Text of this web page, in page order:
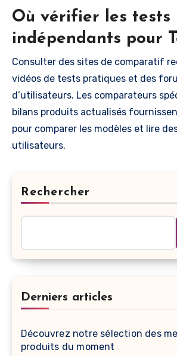
Où vérifier les tests
indépendants pour
Consulter des sites de comparatif
vidéos de tests pratiques et des
d’utilisateurs. Les comparateurs
bilans produits actualisés
pour comparer les modèles et lire
utilisateurs.
Rechercher
Derniers articles
Découvrez notre sélection des
produits du moment